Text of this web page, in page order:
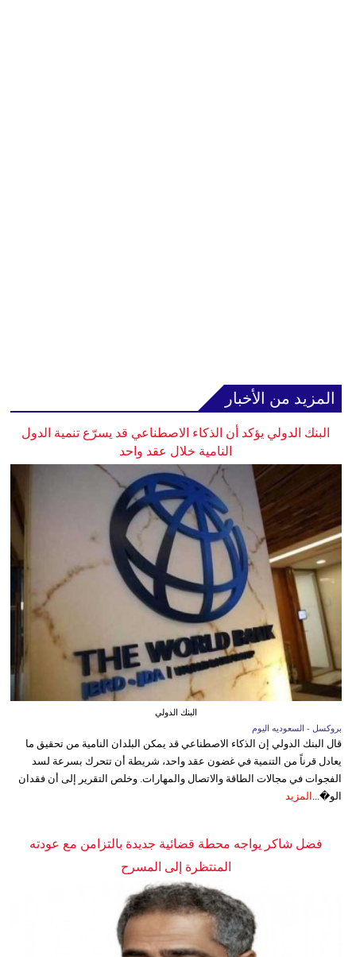
المزيد من الأخبار
البنك الدولي يؤكد أن الذكاء الاصطناعي قد يسرّع تنمية الدول
النامية خلال عقد واحد
البنك الدولي
بروكسل - السعوديه اليوم
قال البنك الدولي إن الذكاء الاصطناعي قد يمكن البلدان النامية من تحقيق ما
يعادل قرناً من التنمية في غضون عقد واحد، شريطة أن تتحرك بسرعة لسد
الفجوات في مجالات الطاقة والاتصال والمهارات. وخلص التقرير إلى أن فقدان
الو�... المزيد
فضل شاكر يواجه محطة قضائية جديدة بالتزامن مع عودته
المنتظرة إلى المسرح